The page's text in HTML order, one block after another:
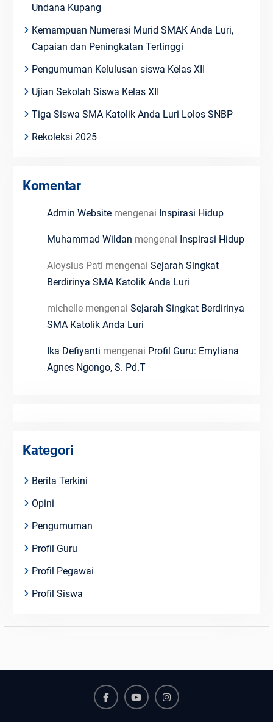
Undana Kupang
Kemampuan Numerasi Murid SMAK Anda Luri,
Capaian dan Peningkatan Tertinggi
Pengumuman Kelulusan siswa Kelas XII
Ujian Sekolah Siswa Kelas XII
Tiga Siswa SMA Katolik Anda Luri Lolos SNBP
Rekoleksi 2025
Komentar
Admin Websitemengenai Inspirasi Hidup
Muhammad Wildan mengenai Inspirasi Hidup
Aloysius Pati mengenai Sejarah Singkat
Berdirinya SMA Katolik Anda Luri
michellemengenai Sejarah Singkat Berdirinya
SMA Katolik Anda Luri
Ika Defiyanti mengenai Profil Guru: Emyliana
Agnes Ngongo, S. Pd.T
Kategori
Berita Terkini
Opini
Pengumuman
Profil Guru
Profil Pegawai
Profil Siswa